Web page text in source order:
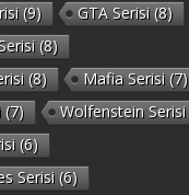
(9) GTA Serisi (8)
(8)
(8) Mafia Serisi (7)
(7) Wolfenstein Serisi
(6)
Serisi (6)